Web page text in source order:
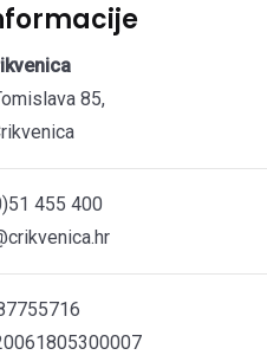
85,
455 400